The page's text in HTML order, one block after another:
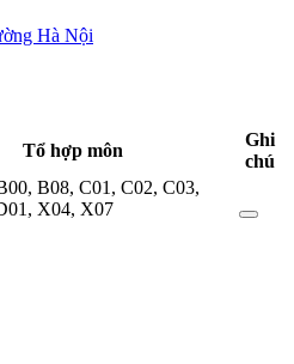
Hà Nội
Tổ hợp môn
Ghi
chú
, B08, C01, C02, C03,
, X04, X07